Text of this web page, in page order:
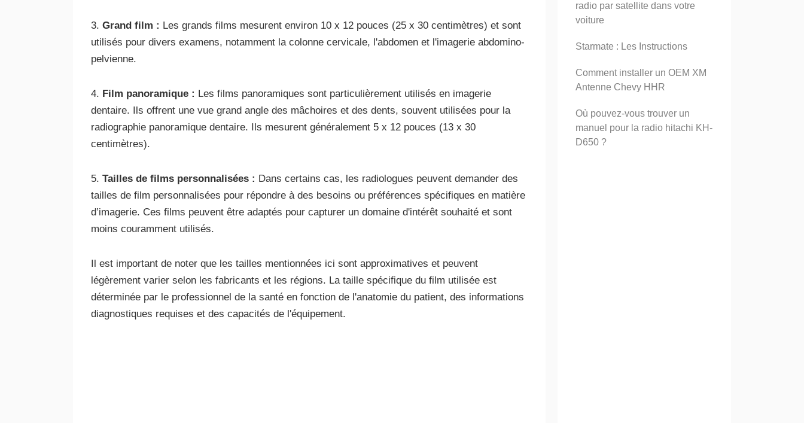
3. Grand film : Les grands films mesurent environ 10 x 12 pouces (25 x 30 centimètres) et sont
utilisés pour divers examens, notamment la colonne cervicale, l'abdomen et l'imagerie abdomino-
pelvienne.
4. Film panoramique : Les films panoramiques sont particulièrement utilisés en imagerie
dentaire. Ils offrent une vue grand angle des mâchoires et des dents, souvent utilisées pour la
radiographie panoramique dentaire. Ils mesurent généralement 5 x 12 pouces (13 x 30
centimètres).
5. Tailles de films personnalisées : Dans certains cas, les radiologues peuvent demander des
tailles de film personnalisées pour répondre à des besoins ou préférences spécifiques en matière
d’imagerie. Ces films peuvent être adaptés pour capturer un domaine d'intérêt souhaité et sont
moins couramment utilisés.
Il est important de noter que les tailles mentionnées ici sont approximatives et peuvent
légèrement varier selon les fabricants et les régions. La taille spécifique du film utilisée est
déterminée par le professionnel de la santé en fonction de l'anatomie du patient, des informations
diagnostiques requises et des capacités de l'équipement.
radio par satellite dans votre
voiture
Starmate : Les Instructions
Comment installer un OEM XM
Antenne Chevy HHR
Où pouvez-vous trouver un
manuel pour la radio hitachi KH-
D650 ?